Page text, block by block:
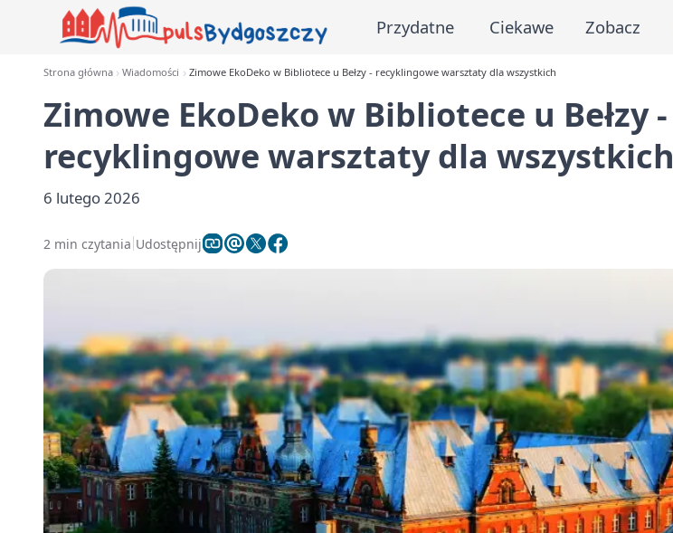
Przydatne Ciekawe Zobacz
Strona główna Wiadomości Zimowe EkoDeko w Bibliotece u Bełzy - recyklingowe warsztaty dla wszystkich
Zimowe EkoDeko w Bibliotece u Bełzy -
recyklingowe warsztaty dla wszystkich
6 lutego 2026
2 min czytania Udostępnij